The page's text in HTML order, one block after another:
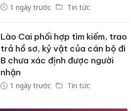
1 ngày trước Tin tức
Lào Cai phối hợp tìm kiếm, trao
trả hồ sơ, kỷ vật của cán bộ đi
B chưa xác định được người
nhận
1 ngày trước Tin tức